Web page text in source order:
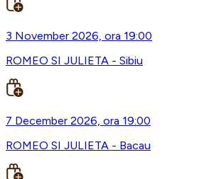
3 November 2026, ora 19:00
ROMEO SI JULIETA - Sibiu
7 December 2026, ora 19:00
ROMEO SI JULIETA - Bacau